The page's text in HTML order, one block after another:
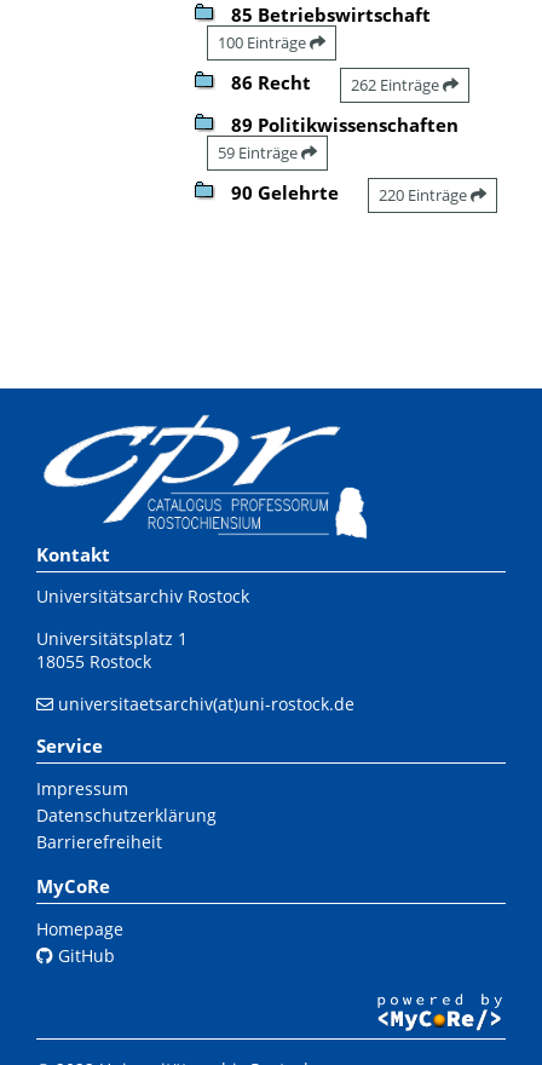
85 Betriebswirtschaft
100 Einträge
86 Recht 262 Einträge
89 Politikwissenschaften
59 Einträge
90 Gelehrte 220 Einträge
Kontakt
Universitätsarchiv Rostock
Universitätsplatz 1
18055 Rostock
universitaetsarchiv(at)uni-rostock.de
Service
Impressum
Datenschutzerklärung
Barrierefreiheit
MyCoRe
Homepage
GitHub